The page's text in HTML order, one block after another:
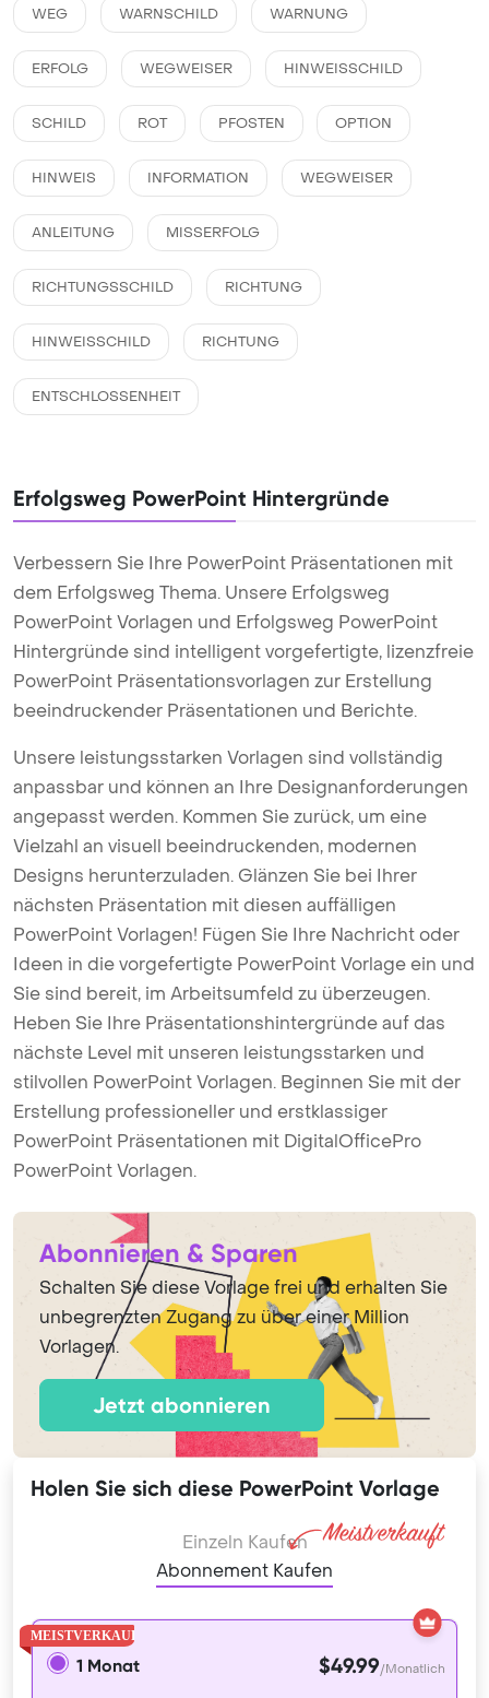
WEG WARNSCHILD WARNUNG
ERFOLG WEGWEISER HINWEISSCHILD
SCHILD ROT PFOSTEN OPTION
HINWEIS INFORMATION WEGWEISER
ANLEITUNG MISSERFOLG
RICHTUNGSSCHILD RICHTUNG
HINWEISSCHILD RICHTUNG
ENTSCHLOSSENHEIT
Erfolgsweg PowerPoint Hintergründe
Verbessern Sie Ihre PowerPoint Präsentationen mit
dem Erfolgsweg Thema. Unsere Erfolgsweg
PowerPoint Vorlagen und Erfolgsweg PowerPoint
Hintergründe sind intelligent vorgefertigte, lizenzfreie
PowerPoint Präsentationsvorlagen zur Erstellung
beeindruckender Präsentationen und Berichte.
Unsere leistungsstarken Vorlagen sind vollständig
anpassbar und können an Ihre Designanforderungen
angepasst werden. Kommen Sie zurück, um eine
Vielzahl an visuell beeindruckenden, modernen
Designs herunterzuladen. Glänzen Sie bei Ihrer
nächsten Präsentation mit diesen auffälligen
PowerPoint Vorlagen! Fügen Sie Ihre Nachricht oder
Ideen in die vorgefertigte PowerPoint Vorlage ein und
Sie sind bereit, im Arbeitsumfeld zu überzeugen.
Heben Sie Ihre Präsentationshintergründe auf das
nächste Level mit unseren leistungsstarken und
stilvollen PowerPoint Vorlagen. Beginnen Sie mit der
Erstellung professioneller und erstklassiger
PowerPoint Präsentationen mit DigitalOfficePro
PowerPoint Vorlagen.
Abonnieren & Sparen
Schalten Sie diese Vorlage frei und erhalten Sie
unbegrenzten Zugang zu über einer Million
Vorlagen.
Jetzt abonnieren
Holen Sie sich diese PowerPoint Vorlage
Einzeln Kaufen
Abonnement Kaufen
1 Monat $49.99/Monatlich